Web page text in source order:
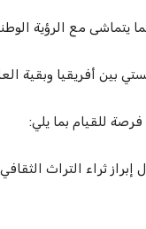
يتماشى مع الرؤية
بين أفريقيا وبقية
للقيام بما يلي:
ثراء التراث